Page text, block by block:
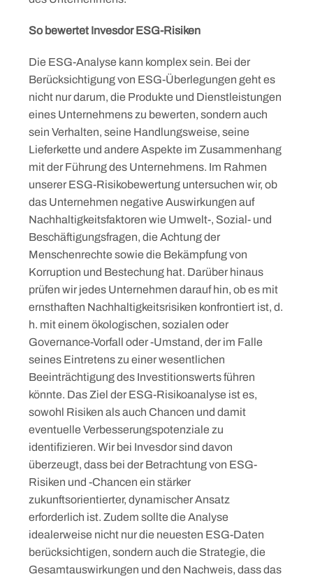
So bewertet Invesdor ESG-Risiken
Die ESG-Analyse kann komplex sein. Bei der
Berücksichtigung von ESG-Überlegungen geht es
nicht nur darum, die Produkte und Dienstleistungen
eines Unternehmens zu bewerten, sondern auch
sein Verhalten, seine Handlungsweise, seine
Lieferkette und andere Aspekte im Zusammenhang
mit der Führung des Unternehmens. Im Rahmen
unserer ESG-Risikobewertung untersuchen wir, ob
das Unternehmen negative Auswirkungen auf
Nachhaltigkeitsfaktoren wie Umwelt-, Sozial- und
Beschäftigungsfragen, die Achtung der
Menschenrechte sowie die Bekämpfung von
Korruption und Bestechung hat. Darüber hinaus
prüfen wir jedes Unternehmen darauf hin, ob es mit
ernsthaften Nachhaltigkeitsrisiken konfrontiert ist, d.
h. mit einem ökologischen, sozialen oder
Governance-Vorfall oder -Umstand, der im Falle
seines Eintretens zu einer wesentlichen
Beeinträchtigung des Investitionswerts führen
könnte. Das Ziel der ESG-Risikoanalyse ist es,
sowohl Risiken als auch Chancen und damit
eventuelle Verbesserungspotenziale zu
identifizieren. Wir bei Invesdor sind davon
überzeugt, dass bei der Betrachtung von ESG-
Risiken und -Chancen ein stärker
zukunftsorientierter, dynamischer Ansatz
erforderlich ist. Zudem sollte die Analyse
idealerweise nicht nur die neuesten ESG-Daten
berücksichtigen, sondern auch die Strategie, die
Gesamtauswirkungen und den Nachweis, dass das